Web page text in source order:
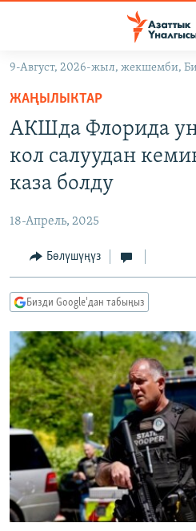
Навигацияга
өтүңүз
Издөөгө
салыңыз
САЯСАТ
МАДАНИЯТ
ДҮЙНӨ
ДҮЙНӨ
УКРАИНА
ТВ ПРОГРАММАЛАР
БҮГҮН АЗАТТЫКТА
ДАНИСТЕ
ЭЖЕ-СИҢДИЛЕР
АЗАТТЫК+
ЫҢГАЙСЫЗ СУРООЛОР
ПОДКАСТ
Русский
ОНЛАЙН ШЕРИНЕ
ЭЕ/АРнун бардык сайттары
9-Август, 2026-жыл, жекшемби,
ЖАҢЫЛЫКТАР
АКШда Флорида
кол салуудан
каза болду
18-Апрель, 2025
Бөлүшүңүз
Бизди Google'дан табыңыз